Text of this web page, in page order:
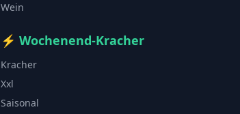
Wein
⚡ Wochenend-Kracher
Kracher
Xxl
Saisonal